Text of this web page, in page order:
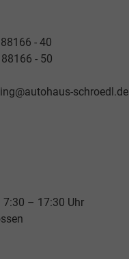
- 40
- 50
schroedl.de
– 17:30 Uhr